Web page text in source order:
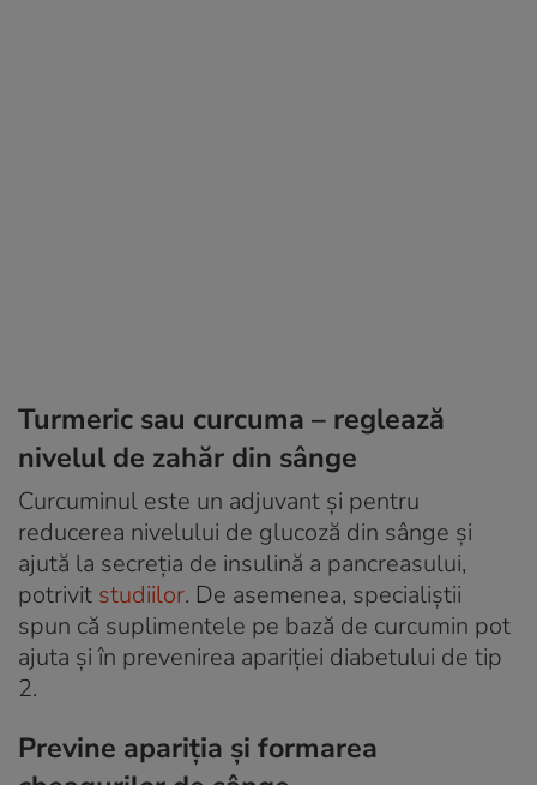
Turmeric sau curcuma – reglează
nivelul de zahăr din sânge
Curcuminul este un adjuvant și pentru
reducerea nivelului de glucoză din sânge și
ajută la secreția de insulină a pancreasului,
potrivit studiilor. De asemenea, specialiștii
spun că suplimentele pe bază de curcumin pot
ajuta și în prevenirea apariției diabetului de tip
2.
Previne apariția și formarea